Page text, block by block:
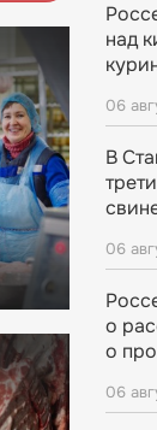
над
06
В
06
о
о
06